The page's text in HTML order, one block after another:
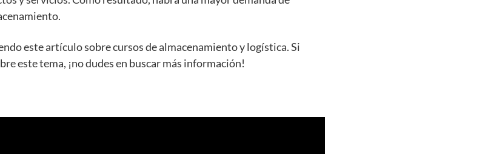
este artículo sobre cursos de almacenamiento y logística. Si
este tema, ¡no dudes en buscar más información!